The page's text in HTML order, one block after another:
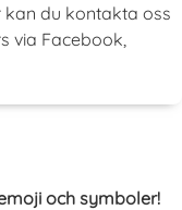
du kontakta oss
via Facebook,
och symboler!